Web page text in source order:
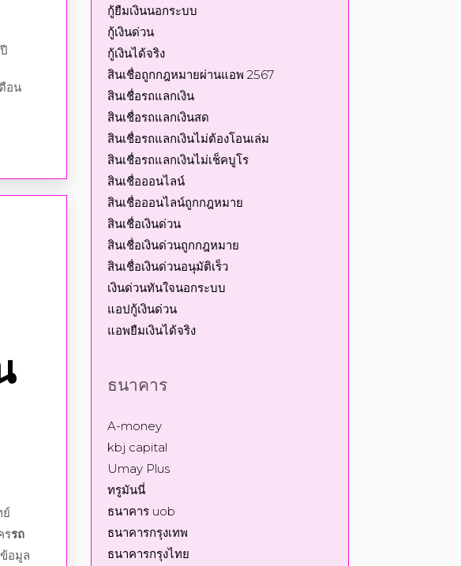
อน
ย์
รรถ
อมูล
กู้ยืมเงินนอกระบบ
กู้เงินด่วน
กู้เงินได้จริง
สินเชื่อถูกกฎหมายผ่านแอพ 2567
สินเชื่อรถแลกเงิน
สินเชื่อรถแลกเงินสด
สินเชื่อรถแลกเงินไม่ต้องโอนเล่ม
สินเชื่อรถแลกเงินไม่เช็คบูโร
สินเชื่อออนไลน์
สินเชื่อออนไลน์ถูกกฎหมาย
สินเชื่อเงินด่วน
สินเชื่อเงินด่วนถูกกฎหมาย
สินเชื่อเงินด่วนอนุมัติเร็ว
เงินด่วนทันใจนอกระบบ
แอปกู้เงินด่วน
แอพยืมเงินได้จริง
ธนาคาร
A-money
kbj capital
Umay Plus
ทรูมันนี่
ธนาคาร uob
ธนาคารกรุงเทพ
ธนาคารกรุงไทย